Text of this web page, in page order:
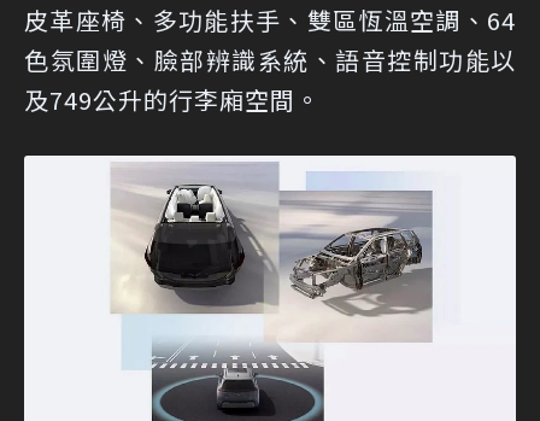
皮革座椅、多功能扶手、雙區恆溫空調、64
色氛圍燈、臉部辨識系統、語音控制功能以
及749公升的行李廂空間。